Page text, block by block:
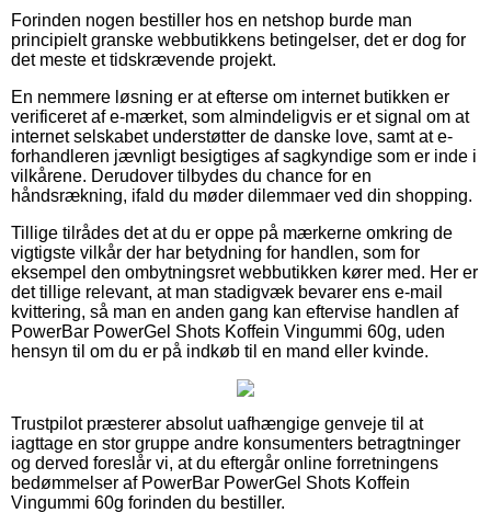
Forinden nogen bestiller hos en netshop burde man
principielt granske webbutikkens betingelser, det er dog for
det meste et tidskrævende projekt.
En nemmere løsning er at efterse om internet butikken er
verificeret af e-mærket, som almindeligvis er et signal om at
internet selskabet understøtter de danske love, samt at e-
forhandleren jævnligt besigtiges af sagkyndige som er inde i
vilkårene. Derudover tilbydes du chance for en
håndsrækning, ifald du møder dilemmaer ved din shopping.
Tillige tilrådes det at du er oppe på mærkerne omkring de
vigtigste vilkår der har betydning for handlen, som for
eksempel den ombytningsret webbutikken kører med. Her er
det tillige relevant, at man stadigvæk bevarer ens e-mail
kvittering, så man en anden gang kan eftervise handlen af
PowerBar PowerGel Shots Koffein Vingummi 60g, uden
hensyn til om du er på indkøb til en mand eller kvinde.
Trustpilot præsterer absolut uafhængige genveje til at
iagttage en stor gruppe andre konsumenters betragtninger
og derved foreslår vi, at du eftergår online forretningens
bedømmelser af PowerBar PowerGel Shots Koffein
Vingummi 60g forinden du bestiller.